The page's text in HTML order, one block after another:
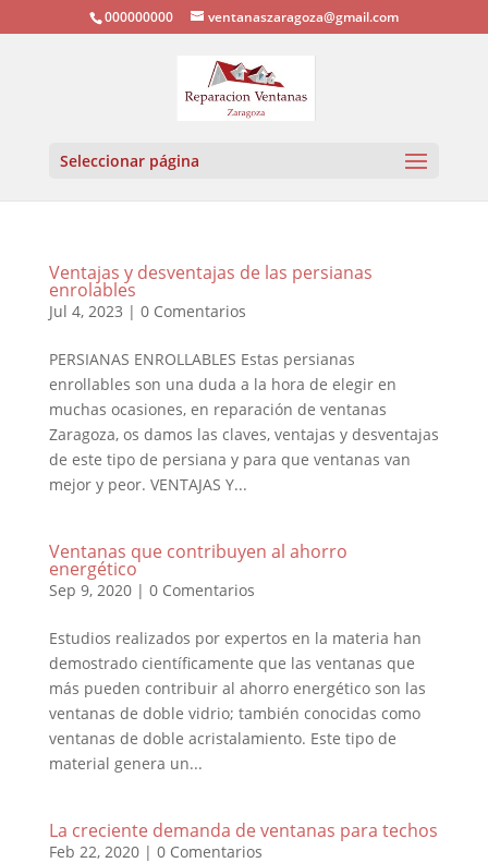
000000000 ventanaszaragoza@gmail.com
Seleccionar página
Ventajas y desventajas de las persianas
enrolables
Jul 4, 2023 | 0 Comentarios
PERSIANAS ENROLLABLES Estas persianas
enrollables son una duda a la hora de elegir en
muchas ocasiones, en reparación de ventanas
Zaragoza, os damos las claves, ventajas y desventajas
de este tipo de persiana y para que ventanas van
mejor y peor. VENTAJAS Y...
Ventanas que contribuyen al ahorro
energético
Sep 9, 2020| 0 Comentarios
Estudios realizados por expertos en la materia han
demostrado científicamente que las ventanas que
más pueden contribuir al ahorro energético son las
ventanas de doble vidrio; también conocidas como
ventanas de doble acristalamiento. Este tipo de
material genera un...
La creciente demanda de ventanas para techos
Feb 22, 2020| 0 Comentarios